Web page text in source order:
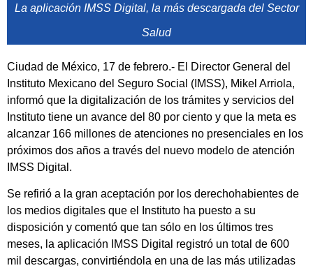
La aplicación IMSS Digital, la más descargada del Sector
Salud
Ciudad de México, 17 de febrero.- El Director General del
Instituto Mexicano del Seguro Social (IMSS), Mikel Arriola,
informó que la digitalización de los trámites y servicios del
Instituto tiene un avance del 80 por ciento y que la meta es
alcanzar 166 millones de atenciones no presenciales en los
próximos dos años a través del nuevo modelo de atención
IMSS Digital.
Se refirió a la gran aceptación por los derechohabientes de
los medios digitales que el Instituto ha puesto a su
disposición y comentó que tan sólo en los últimos tres
meses, la aplicación IMSS Digital registró un total de 600
mil descargas, convirtiéndola en una de las más utilizadas